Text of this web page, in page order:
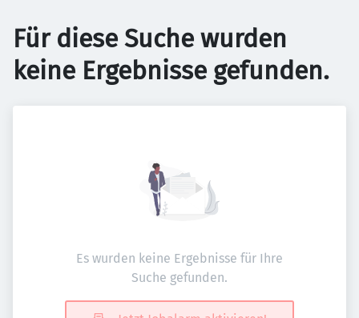
Für diese Suche wurden
keine Ergebnisse gefunden.
Es wurden keine Ergebnisse für Ihre
Suche gefunden.